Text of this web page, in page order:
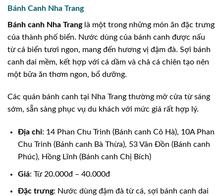
Bánh Canh Nha Trang
Bánh canh Nha Tranglà một trong những món ăn đặc trưng
của thành phố biển. Nước dùng của bánh canh được nấu
từ cá biển tươi ngon, mang đến hương vị đậm đà. Sợi bánh
canh dai mềm, kết hợp với cá dầm và chả cá chiên tạo nên
một bữa ăn thơm ngon, bổ dưỡng.
Các quán bánh canh tại Nha Trang thường mở cửa từ sáng
sớm, sẵn sàng phục vụ du khách với mức giá rất hợp lý.
Địa chỉ: 14 Phan Chu Trinh (Bánh canh Cô Hà), 10A Phan
Chu Trinh (Bánh canh Bà Thừa), 53 Vân Đồn (Bánh canh
Phúc), Hồng Lĩnh (Bánh canh Chị Bích)
Giá: Từ 20.000đ – 40.000đ
Đặc trưng: Nước dùng đậm đà từ cá, sợi bánh canh dai